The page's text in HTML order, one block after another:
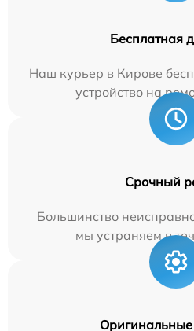
Бесплатная
Наш курьер в Кирове
устройство на
Срочный
Большинство
мы устраняем в
Оригинальные